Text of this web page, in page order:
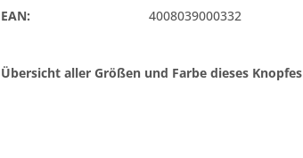
EAN:
4008039000332
Übersicht aller Größen und Farbe dieses Knopfes